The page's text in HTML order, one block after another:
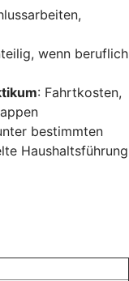
wenn beruflich
: Fahrtkosten,
bestimmten
Haushaltsführung